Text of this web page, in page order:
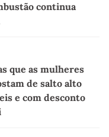
continua
que as mulheres
de salto alto
e com desconto